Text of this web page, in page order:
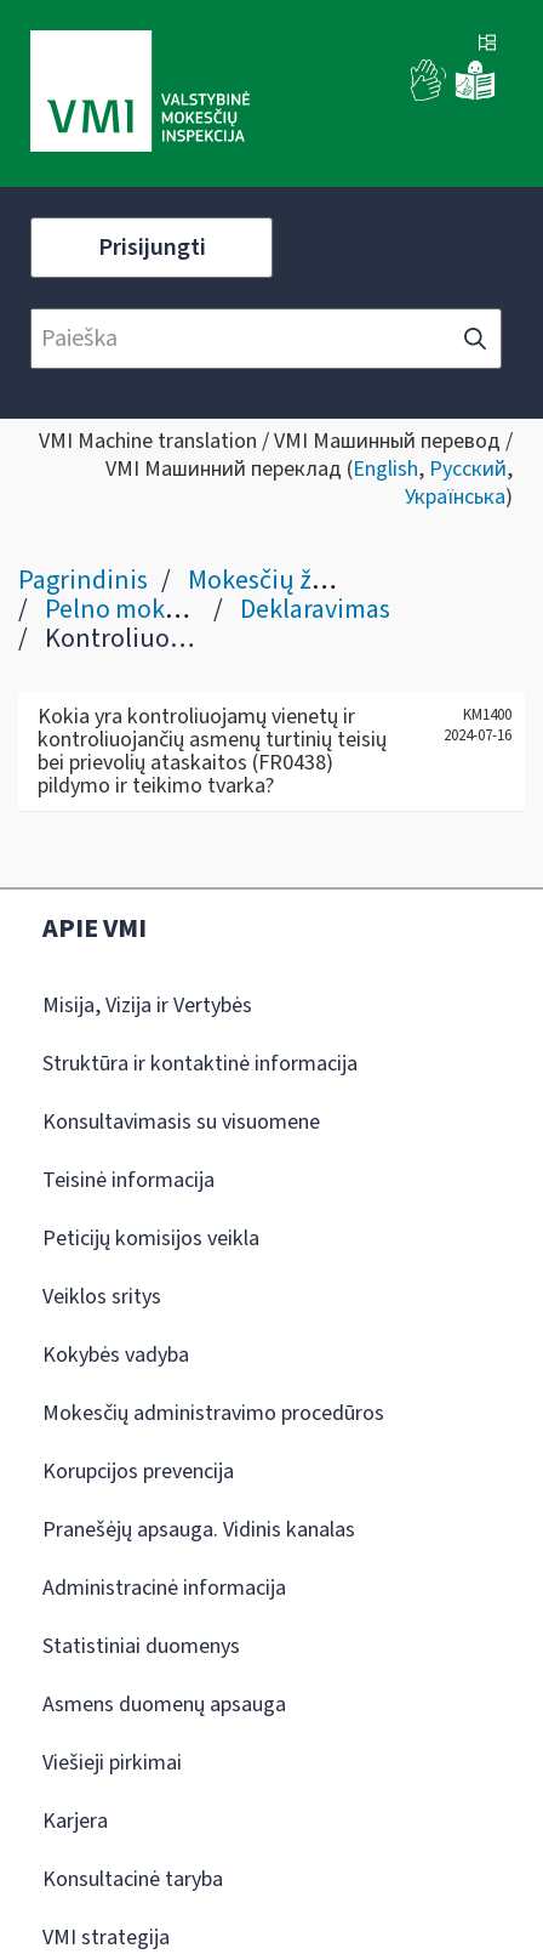
Prisijungti
VMI Machine translation / VMI Машинный перевод /
VMI Машинний переклад (English, Русский,
Українська)
Pagrindinis Mokesčių žinynas
Pelno mokestis Deklaravimas
Kontroliuojamų vienetų ir kontroliuojančių asmenų turtinių teisių bei prievolių ataskaita (FR0438)
Kokia yra kontroliuojamų vienetų ir
kontroliuojančių asmenų turtinių teisių
bei prievolių ataskaitos (FR0438)
pildymo ir teikimo tvarka?
KM1400
2024-07-16
APIE VMI
Misija, Vizija ir Vertybės
Struktūra ir kontaktinė informacija
Konsultavimasis su visuomene
Teisinė informacija
Peticijų komisijos veikla
Veiklos sritys
Kokybės vadyba
Mokesčių administravimo procedūros
Korupcijos prevencija
Pranešėjų apsauga. Vidinis kanalas
Administracinė informacija
Statistiniai duomenys
Asmens duomenų apsauga
Viešieji pirkimai
Karjera
Konsultacinė taryba
VMI strategija